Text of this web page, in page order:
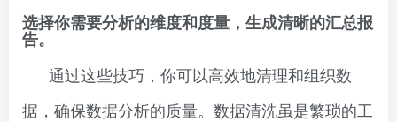
选择你需要分析的维度和度量，生成清晰的汇总报
告。
通过这些技巧，你可以高效地清理和组织数
据，确保数据分析的质量。数据清洗虽是繁琐的工